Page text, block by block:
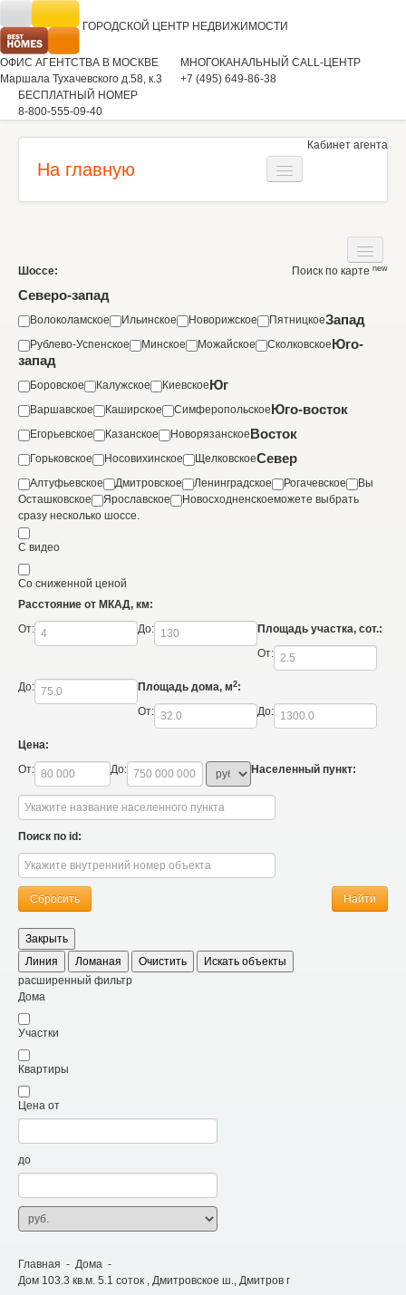
ГОРОДСКОЙ ЦЕНТР НЕДВИЖИМОСТИ
ОФИС АГЕНТСТВА В МОСКВЕ
Маршала Тухачевского д.58, к.3
МНОГОКАНАЛЬНЫЙ CALL-ЦЕНТР
+7 (495) 649-86-38
БЕСПЛАТНЫЙ НОМЕР
8-800-555-09-40
Кабинет агента
На главную
Аренда
Вакансии
Участки
Квартиры
Коммерческая недвижимость
Шоссе: Поиск по карте new
Северо-запад
Волоколамское Ильинское Новорижское ПятницкоеЗапад
Рублево-Успенское Минское Можайское СколковскоеЮго-
запад
Боровское Калужское КиевскоеЮг
Варшавское Каширское СимферопольскоеЮго-восток
Егорьевское Казанское НоворязанскоеВосток
Горьковское Носовихинское ЩелковскоеСевер
Алтуфьевское Дмитровское Ленинградское
Рогачевское
Осташковское
Ярославское Новосходненское
Вы
можете выбрать
сразу несколько шоссе.
С видео
Со сниженной ценой
Расстояние от МКАД, км:
От:
До:
Площадь участка, сот.:
От:
До: Площадь дома, м2:
От:
До:
Цена:
От:
До: Населенный пункт:
Поиск по id:
Найти
Закрыть
Линия
Ломаная Очистить
Искать объекты
расширенный фильтр
Дома
Участки
Квартиры
Цена от
до
Главная - Дома -
Дом 103.3 кв.м. 5.1 соток , Дмитровское ш., Дмитров г